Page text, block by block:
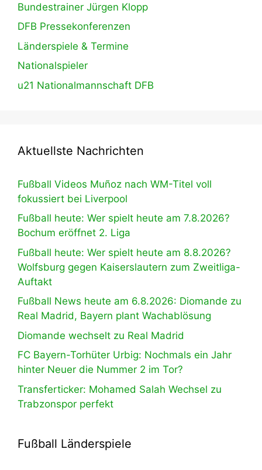
Bundestrainer Jürgen Klopp
DFB Pressekonferenzen
Länderspiele & Termine
Nationalspieler
u21 Nationalmannschaft DFB
Aktuellste Nachrichten
Fußball Videos Muñoz nach WM-Titel voll
fokussiert bei Liverpool
Fußball heute: Wer spielt heute am 7.8.2026?
Bochum eröffnet 2. Liga
Fußball heute: Wer spielt heute am 8.8.2026?
Wolfsburg gegen Kaiserslautern zum Zweitliga-
Auftakt
Fußball News heute am 6.8.2026: Diomande zu
Real Madrid, Bayern plant Wachablösung
Diomande wechselt zu Real Madrid
FC Bayern-Torhüter Urbig: Nochmals ein Jahr
hinter Neuer die Nummer 2 im Tor?
Transferticker: Mohamed Salah Wechsel zu
Trabzonspor perfekt
Fußball Länderspiele